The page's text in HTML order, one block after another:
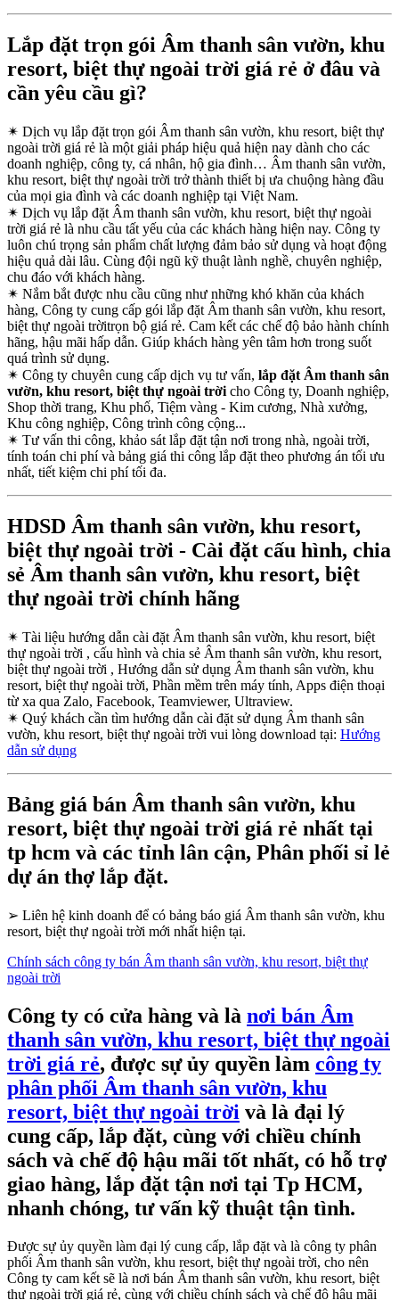
Lắp đặt trọn gói Âm thanh sân vườn, khu
resort, biệt thự ngoài trời giá rẻ ở đâu và
cần yêu cầu gì?
✴ Dịch vụ lắp đặt trọn gói Âm thanh sân vườn, khu resort, biệt thự
ngoài trời giá rẻ là một giải pháp hiệu quả hiện nay dành cho các
doanh nghiệp, công ty, cá nhân, hộ gia đình… Âm thanh sân vườn,
khu resort, biệt thự ngoài trời trở thành thiết bị ưa chuộng hàng đầu
của mọi gia đình và các doanh nghiệp tại Việt Nam.
✴ Dịch vụ lắp đặt Âm thanh sân vườn, khu resort, biệt thự ngoài
trời giá rẻ là nhu cầu tất yếu của các khách hàng hiện nay. Công ty
luôn chú trọng sản phẩm chất lượng đảm bảo sử dụng và hoạt động
hiệu quả dài lâu. Cùng đội ngũ kỹ thuật lành nghề, chuyên nghiệp,
chu đáo với khách hàng.
✴ Nắm bắt được nhu cầu cũng như những khó khăn của khách
hàng, Công ty cung cấp gói lắp đặt Âm thanh sân vườn, khu resort,
biệt thự ngoài trờitrọn bộ giá rẻ. Cam kết các chế độ bảo hành chính
hãng, hậu mãi hấp dẫn. Giúp khách hàng yên tâm hơn trong suốt
quá trình sử dụng.
✴ Công ty chuyên cung cấp dịch vụ tư vấn, lắp đặt Âm thanh sân
vườn, khu resort, biệt thự ngoài trời cho Công ty, Doanh nghiệp,
Shop thời trang, Khu phố, Tiệm vàng - Kim cương, Nhà xưởng,
Khu công nghiệp, Công trình công cộng...
✴ Tư vấn thi công, khảo sát lắp đặt tận nơi trong nhà, ngoài trời,
tính toán chi phí và bảng giá thi công lắp đặt theo phương án tối ưu
nhất, tiết kiệm chi phí tối đa.
HDSD Âm thanh sân vườn, khu resort,
biệt thự ngoài trời - Cài đặt cấu hình, chia
sẻ Âm thanh sân vườn, khu resort, biệt
thự ngoài trời chính hãng
✴ Tài liệu hướng dẫn cài đặt Âm thanh sân vườn, khu resort, biệt
thự ngoài trời , cấu hình và chia sẻ Âm thanh sân vườn, khu resort,
biệt thự ngoài trời , Hướng dẫn sử dụng Âm thanh sân vườn, khu
resort, biệt thự ngoài trời, Phần mềm trên máy tính, Apps điện thoại
từ xa qua Zalo, Facebook, Teamviewer, Ultraview.
✴ Quý khách cần tìm hướng dẫn cài đặt sử dụng Âm thanh sân
vườn, khu resort, biệt thự ngoài trời vui lòng download tại: Hướng
dẫn sử dụng
Bảng giá bán Âm thanh sân vườn, khu
resort, biệt thự ngoài trời giá rẻ nhất tại
tp hcm và các tỉnh lân cận, Phân phối sỉ lẻ
dự án thợ lắp đặt.
➢ Liên hệ kinh doanh để có bảng báo giá Âm thanh sân vườn, khu
resort, biệt thự ngoài trời mới nhất hiện tại.
Chính sách công ty bán Âm thanh sân vườn, khu resort, biệt thự
ngoài trời
Công ty có cửa hàng và là nơi bán Âm
thanh sân vườn, khu resort, biệt thự ngoài
trời giá rẻ, được sự ủy quyền làm công ty
phân phối Âm thanh sân vườn, khu
resort, biệt thự ngoài trời và là đại lý
cung cấp, lắp đặt, cùng với chiều chính
sách và chế độ hậu mãi tốt nhất, có hỗ trợ
giao hàng, lắp đặt tận nơi tại Tp HCM,
nhanh chóng, tư vấn kỹ thuật tận tình.
Được sự ủy quyền làm đại lý cung cấp, lắp đặt và là công ty phân
phối Âm thanh sân vườn, khu resort, biệt thự ngoài trời, cho nên
Công ty cam kết sẽ là nơi bán Âm thanh sân vườn, khu resort, biệt
thự ngoài trời giá rẻ, cùng với chiều chính sách và chế độ hậu mãi